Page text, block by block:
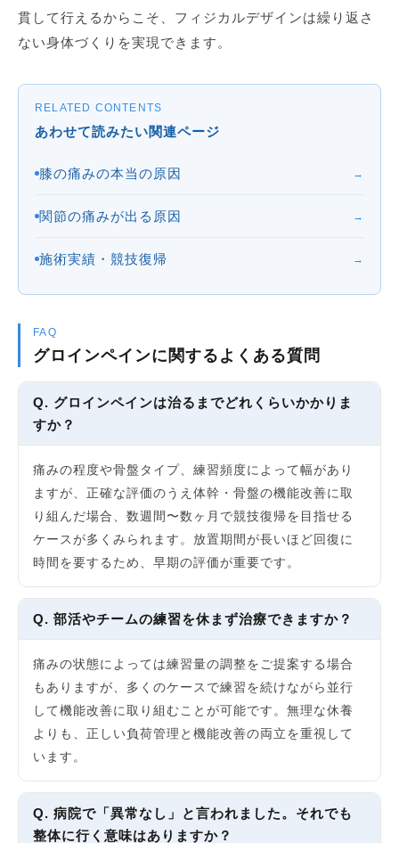
貫して行えるからこそ、フィジカルデザインは繰り返さ
ない身体づくりを実現できます。
RELATED CONTENTS
あわせて読みたい関連ページ
膝の痛みの本当の原因 →
関節の痛みが出る原因 →
施術実績・競技復帰 →
FAQ
グロインペインに関するよくある質問
Q. グロインペインは治るまでどれくらいかかりま
すか？
痛みの程度や骨盤タイプ、練習頻度によって幅があり
ますが、正確な評価のうえ体幹・骨盤の機能改善に取
り組んだ場合、数週間〜数ヶ月で競技復帰を目指せる
ケースが多くみられます。放置期間が長いほど回復に
時間を要するため、早期の評価が重要です。
Q. 部活やチームの練習を休まず治療できますか？
痛みの状態によっては練習量の調整をご提案する場合
もありますが、多くのケースで練習を続けながら並行
して機能改善に取り組むことが可能です。無理な休養
よりも、正しい負荷管理と機能改善の両立を重視して
います。
Q. 病院で「異常なし」と言われました。それでも
整体に行く意味はありますか？